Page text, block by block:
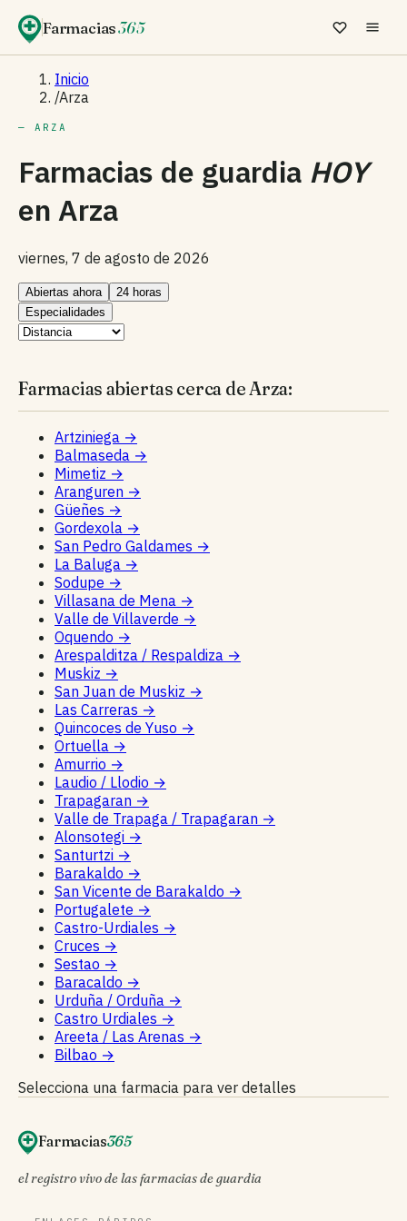
Farmacias365
Inicio
/Arza
— ARZA
Farmacias de guardia HOY
en Arza
viernes, 7 de agosto de 2026
Abiertas ahora
24 horas
Especialidades
Farmacias abiertas cerca de Arza:
Artziniega →
Balmaseda →
Mimetiz →
Aranguren →
Güeñes →
Gordexola →
San Pedro Galdames →
La Baluga →
Sodupe →
Villasana de Mena →
Valle de Villaverde →
Oquendo →
Arespalditza / Respaldiza →
Muskiz →
San Juan de Muskiz →
Las Carreras →
Quincoces de Yuso →
Ortuella →
Amurrio →
Laudio / Llodio →
Trapagaran →
Valle de Trapaga / Trapagaran →
Alonsotegi →
Santurtzi →
Barakaldo →
San Vicente de Barakaldo →
Portugalete →
Castro-Urdiales →
Cruces →
Sestao →
Baracaldo →
Urduña / Orduña →
Castro Urdiales →
Areeta / Las Arenas →
Bilbao →
Selecciona una farmacia para ver detalles
Farmacias365
el registro vivo de las farmacias de guardia